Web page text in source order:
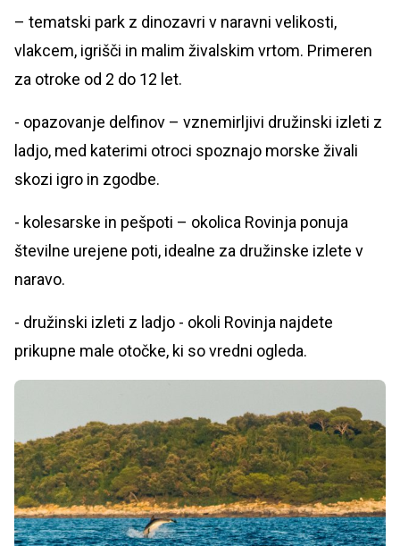
– tematski park z dinozavri v naravni velikosti,
vlakcem, igrišči in malim živalskim vrtom. Primeren
za otroke od 2 do 12 let.
- opazovanje delfinov – vznemirljivi družinski izleti z
ladjo, med katerimi otroci spoznajo morske živali
skozi igro in zgodbe.
- kolesarske in pešpoti – okolica Rovinja ponuja
številne urejene poti, idealne za družinske izlete v
naravo.
- družinski izleti z ladjo - okoli Rovinja najdete
prikupne male otočke, ki so vredni ogleda.